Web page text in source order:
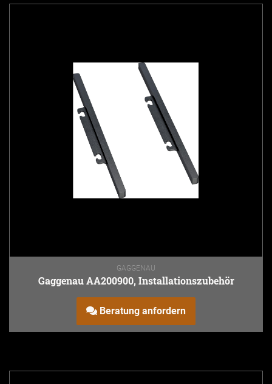
GAGGENAU
Gaggenau AA200900, Installationszubehör
Beratung anfordern